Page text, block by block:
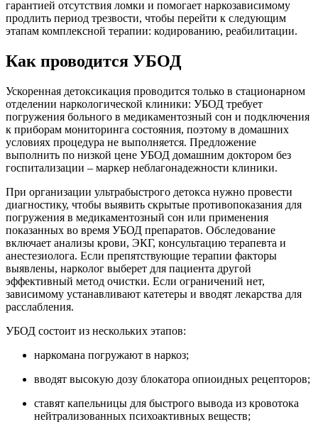
гарантией отсутствия ломки и помогает наркозависимому
продлить период трезвости, чтобы перейти к следующим
этапам комплексной терапии: кодированию, реабилитации.
Как проводится УБОД
Ускоренная детоксикация проводится только в стационарном
отделении наркологической клиники: УБОД требует
погружения больного в медикаментозный сон и подключения
к приборам мониторинга состояния, поэтому в домашних
условиях процедура не выполняется. Предложение
выполнить по низкой цене УБОД домашним доктором без
госпитализации – маркер неблагонадежности клиники.
При организации ультрабыстрого детокса нужно провести
диагностику, чтобы выявить скрытые противопоказания для
погружения в медикаментозный сон или применения
показанных во время УБОД препаратов. Обследование
включает анализы крови, ЭКГ, консультацию терапевта и
анестезиолога. Если препятствующие терапии факторы
выявлены, нарколог выберет для пациента другой
эффективный метод очистки. Если ограничений нет,
зависимому устанавливают катетеры и вводят лекарства для
расслабления.
УБОД состоит из нескольких этапов:
наркомана погружают в наркоз;
вводят высокую дозу блокатора опиоидных рецепторов;
ставят капельницы для быстрого вывода из кровотока
нейтрализованных психоактивных веществ;